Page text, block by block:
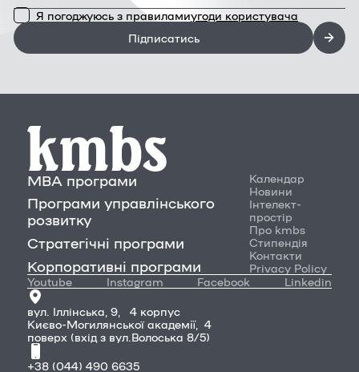
Я погоджуюсь з правиламиугоди користувача
Підписатись
MBA програми
Програми управлінського
розвитку
Стратегічні програми
Корпоративні програми
Календар
Новини
Інтелект-
простір
Про kmbs
Стипендія
Контакти
Privacy Policy
Youtube
Instagram Facebook Linkedin
вул. Іллінська, 9, 4 корпус
Києво-Могилянської академії, 4
поверх (вхід з вул.Волоська 8/5)
+38 (044) 490 6635